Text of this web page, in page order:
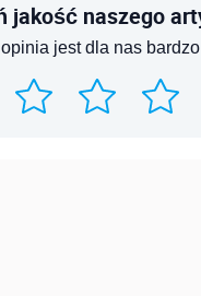
jakość naszego
jest dla nas